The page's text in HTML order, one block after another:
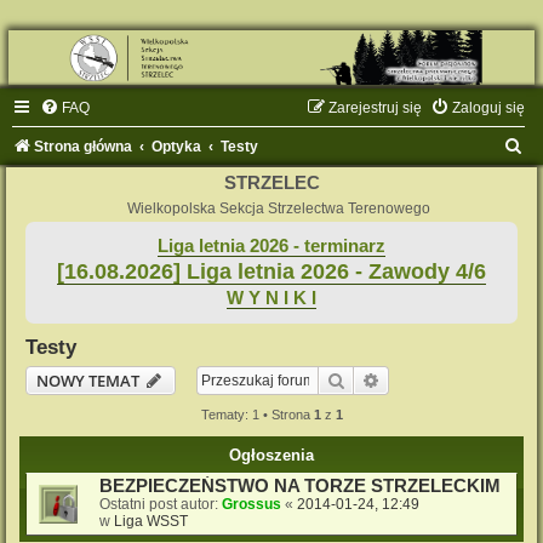
FAQ Zaloguj się
Zarejestruj się
Strona główna Optyka Testy
STRZELEC
Wielkopolska Sekcja Strzelectwa Terenowego
Liga letnia 2026 - terminarz
[16.08.2026] Liga letnia 2026 - Zawody 4/6
W Y N I K I
Testy
NOWY TEMAT
Szukaj
Tematy: 1 • Strona 1 z 1
Ogłoszenia
BEZPIECZEŃSTWO NA TORZE STRZELECKIM
Ostatni post autor: Grossus « 2014-01-24, 12:49
w Liga WSST